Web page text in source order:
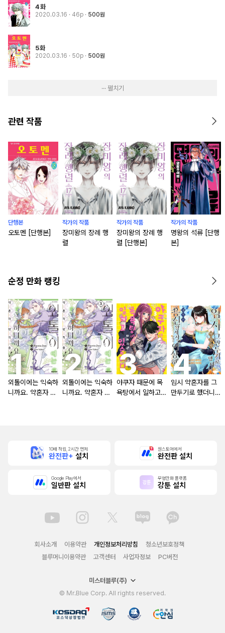
4화
2020.03.16 · 46p 500원
5화
2020.03.16 · 50p 500원
··· 펼치기
관련 작품
단행본
오토멘 [단행본]
작가의 작품
장미왕의 장례 행
렬
작가의 작품
장미왕의 장례 행
렬 [단행본]
작가의 작품
명왕의 석류 [단행
본]
순정 만화 랭킹
외톨이에는 익숙하
니까요. 약혼자 방
외톨이에는 익숙하
니까요. 약혼자 방
야쿠자 때문에 목
욕탕에서 일하고
임시 약혼자를 그
만두기로 했더니
10배 적립, 2시간 먼저
완전판+ 설치
원스토어에서
완전판 설치
Google Play에서
일반판 설치
무협만화 플랫폼
강툰 설치
회사소개 이용약관 개인정보처리방침
청소년보호정책
블루머니이용약관
고객센터 사업자정보 PC버전
미스터블루(주)
© Mr.Blue Corp. All rights reserved.